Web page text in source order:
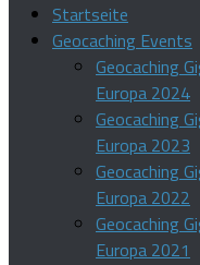
Startseite
Geocaching Events
Geocaching
Europa 2024
Geocaching
Europa 2023
Geocaching
Europa 2022
Geocaching
Europa 2021